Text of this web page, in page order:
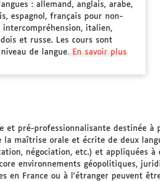
: allemand, anglais, arabe,
espagnol, français pour non-
intercompréhension, italien,
et russe. Les cours sont
de langue.
En savoir plus
et pré-professionnalisante destinée
maîtrise orale et écrite de deux
négociation, etc.) et appliquées à
environnements géopolitiques,
en France ou à l'étranger peuvent